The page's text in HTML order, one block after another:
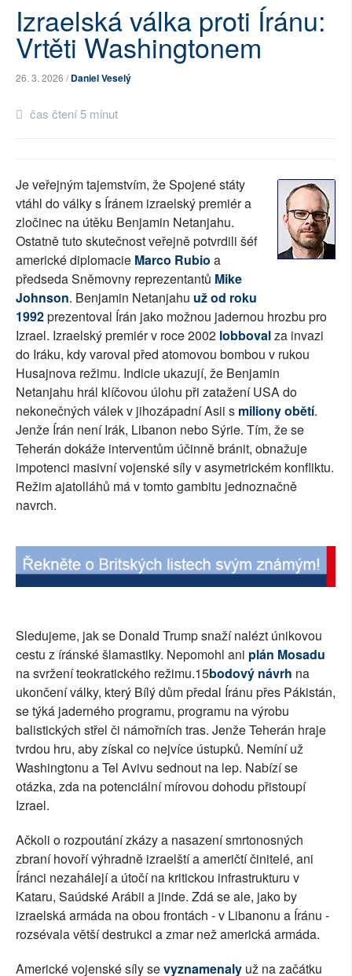
Izraelská válka proti Íránu:
Vrtěti Washingtonem
26. 3. 2026 /Daniel Veselý
čas čtení 5 minut
Je veřejným tajemstvím, že Spojené státy
vtáhl do války s Íránem izraelský premiér a
zločinec na útěku Benjamin Netanjahu.
Ostatně tuto skutečnost veřejně potvrdili šéf
americké diplomacie Marco Rubio a
předseda Sněmovny reprezentantů Mike
Johnson. Benjamin Netanjahu už od roku
1992prezentoval Írán jako možnou jadernou hrozbu pro
Izrael. Izraelský premiér v roce 2002 lobbovalza invazi
do Iráku, kdy varoval před atomovou bombou v rukou
Husajnova režimu. Indicie ukazují, že Benjamin
Netanjahu hrál klíčovou úlohu při zatažení USA do
nekonečných válek v jihozápadní Asii s miliony obětí.
Jenže Írán není Irák, Libanon nebo Sýrie. Tím, že se
Teherán dokáže interventům účinně bránit, obnažuje
impotenci masivní vojenské síly v asymetrickém konfliktu.
Režim ajatolláhů má v tomto gambitu jednoznačně
navrch.
Sledujeme, jak se Donald Trump snaží nalézt únikovou
cestu z íránské šlamastiky. Nepomohl ani plán Mosadu
na svržení teokratického režimu.15bodový návrh na
ukončení války, který Bílý dům předal Íránu přes Pákistán,
se týká jaderného programu, programu na výrobu
balistických střel či námořních tras. Jenže Teherán hraje
tvrdou hru, aby získal co nejvíce ústupků. Nemíní už
Washingtonu a Tel Avivu sednout na lep. Nabízí se
otázka, zda na potenciální mírovou dohodu přistoupí
Izrael.
Ačkoli o rozpoutání zkázy a nasazení smrtonosných
zbraní hovoří výhradně izraelští a američtí činitelé, ani
Íránci nezahálejí a útočí na kritickou infrastrukturu v
Kataru, Saúdské Arábii a jinde. Zdá se ale, jako by
izraelská armáda na obou frontách - v Libanonu a Íránu -
rozsévala větší destrukci a zmar než americká armáda.
Americké vojenské síly sevyznamenaly už na začátku